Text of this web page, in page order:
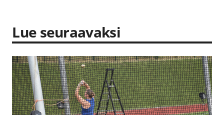
Lue seuraavaksi